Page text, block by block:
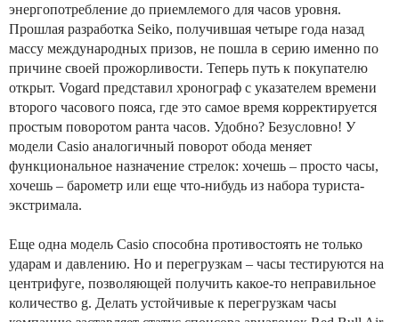
энергопотребление до приемлемого для часов уровня.
Прошлая разработка Seiko, получившая четыре года назад
массу международных призов, не пошла в серию именно по
причине своей прожорливости. Теперь путь к покупателю
открыт. Vogard представил хронограф с указателем времени
второго часового пояса, где это самое время корректируется
простым поворотом ранта часов. Удобно? Безусловно! У
модели Casio аналогичный поворот обода меняет
функциональное назначение стрелок: хочешь – просто часы,
хочешь – барометр или еще что-нибудь из набора туриста-
экстримала.
Еще одна модель Casio способна противостоять не только
ударам и давлению. Но и перегрузкам – часы тестируются на
центрифуге, позволяющей получить какое-то неправильное
количество g. Делать устойчивые к перегрузкам часы